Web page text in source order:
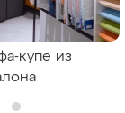
купе из